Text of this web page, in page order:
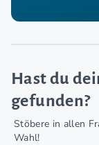
Hast du
gefunden?
Stöbere in allen
Wahl!